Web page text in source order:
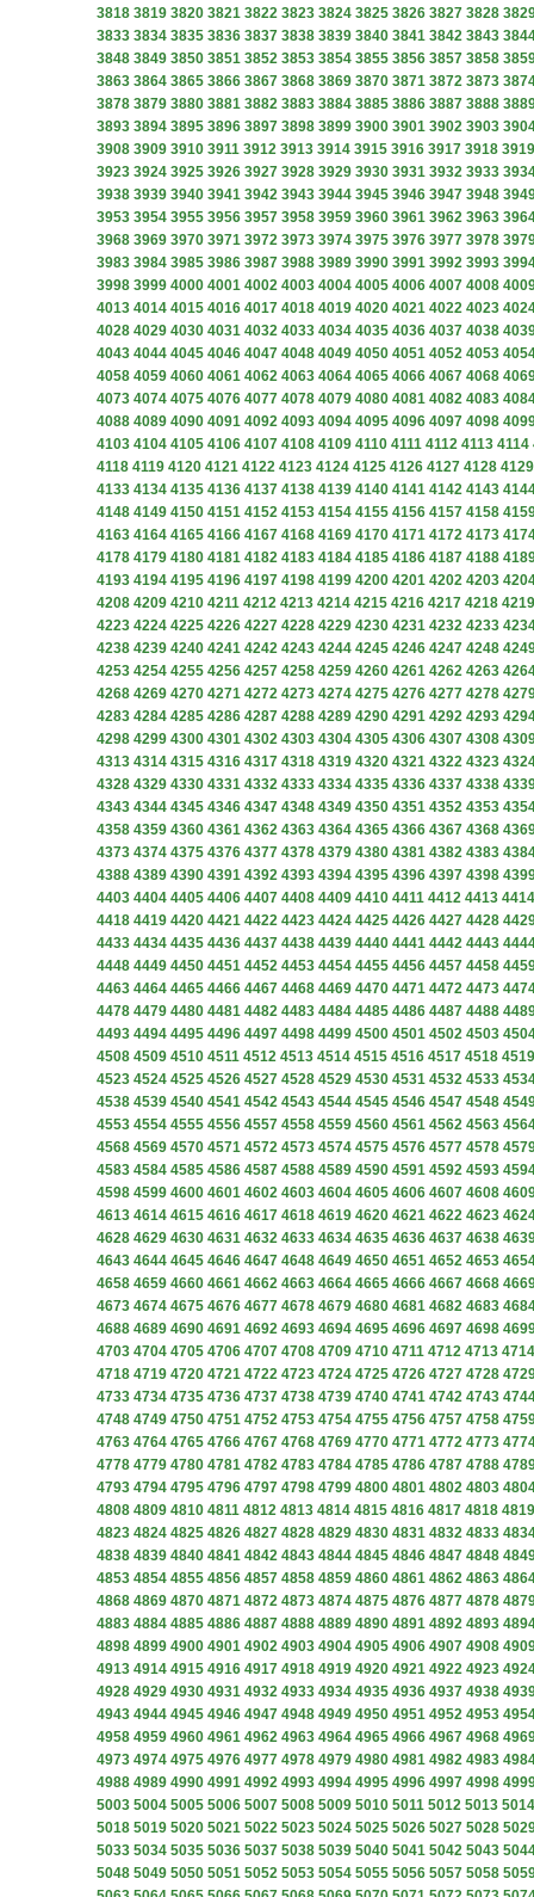
3818 3819 3820 3821 3822 3823 3824 3825 3826 3827 3828
3833 3834 3835 3836 3837 3838 3839 3840 3841 3842 3843
3848 3849 3850 3851 3852 3853 3854 3855 3856 3857 3858
3863 3864 3865 3866 3867 3868 3869 3870 3871 3872 3873
3878 3879 3880 3881 3882 3883 3884 3885 3886 3887 3888
3893 3894 3895 3896 3897 3898 3899 3900 3901 3902 3903
3908 3909 3910 3911 3912 3913 3914 3915 3916 3917 3918 3919
3923 3924 3925 3926 3927 3928 3929 3930 3931 3932 3933
3938 3939 3940 3941 3942 3943 3944 3945 3946 3947 3948
3953 3954 3955 3956 3957 3958 3959 3960 3961 3962 3963
3968 3969 3970 3971 3972 3973 3974 3975 3976 3977 3978
3983 3984 3985 3986 3987 3988 3989 3990 3991 3992 3993
3998 3999 4000 4001 4002 4003 4004 4005 4006 4007 4008
4013 4014 4015 4016 4017 4018 4019 4020 4021 4022 4023
4028 4029 4030 4031 4032 4033 4034 4035 4036 4037 4038
4043 4044 4045 4046 4047 4048 4049 4050 4051 4052 4053
4058 4059 4060 4061 4062 4063 4064 4065 4066 4067 4068
4073 4074 4075 4076 4077 4078 4079 4080 4081 4082 4083
4088 4089 4090 4091 4092 4093 4094 4095 4096 4097 4098
4103 4104 4105 4106 4107 4108 4109 4110 4111 4112 4113 4114
4118 4119 4120 4121 4122 4123 4124 4125 4126 4127 4128 4129
4133 4134 4135 4136 4137 4138 4139 4140 4141 4142 4143
4148 4149 4150 4151 4152 4153 4154 4155 4156 4157 4158
4163 4164 4165 4166 4167 4168 4169 4170 4171 4172 4173
4178 4179 4180 4181 4182 4183 4184 4185 4186 4187 4188
4193 4194 4195 4196 4197 4198 4199 4200 4201 4202 4203
4208 4209 4210 4211 4212 4213 4214 4215 4216 4217 4218 4219
4223 4224 4225 4226 4227 4228 4229 4230 4231 4232 4233
4238 4239 4240 4241 4242 4243 4244 4245 4246 4247 4248
4253 4254 4255 4256 4257 4258 4259 4260 4261 4262 4263
4268 4269 4270 4271 4272 4273 4274 4275 4276 4277 4278
4283 4284 4285 4286 4287 4288 4289 4290 4291 4292 4293
4298 4299 4300 4301 4302 4303 4304 4305 4306 4307 4308
4313 4314 4315 4316 4317 4318 4319 4320 4321 4322 4323
4328 4329 4330 4331 4332 4333 4334 4335 4336 4337 4338
4343 4344 4345 4346 4347 4348 4349 4350 4351 4352 4353
4358 4359 4360 4361 4362 4363 4364 4365 4366 4367 4368
4373 4374 4375 4376 4377 4378 4379 4380 4381 4382 4383
4388 4389 4390 4391 4392 4393 4394 4395 4396 4397 4398
4403 4404 4405 4406 4407 4408 4409 4410 4411 4412 4413 4414
4418 4419 4420 4421 4422 4423 4424 4425 4426 4427 4428
4433 4434 4435 4436 4437 4438 4439 4440 4441 4442 4443
4448 4449 4450 4451 4452 4453 4454 4455 4456 4457 4458
4463 4464 4465 4466 4467 4468 4469 4470 4471 4472 4473
4478 4479 4480 4481 4482 4483 4484 4485 4486 4487 4488
4493 4494 4495 4496 4497 4498 4499 4500 4501 4502 4503
4508 4509 4510 4511 4512 4513 4514 4515 4516 4517 4518 4519
4523 4524 4525 4526 4527 4528 4529 4530 4531 4532 4533
4538 4539 4540 4541 4542 4543 4544 4545 4546 4547 4548
4553 4554 4555 4556 4557 4558 4559 4560 4561 4562 4563
4568 4569 4570 4571 4572 4573 4574 4575 4576 4577 4578
4583 4584 4585 4586 4587 4588 4589 4590 4591 4592 4593
4598 4599 4600 4601 4602 4603 4604 4605 4606 4607 4608
4613 4614 4615 4616 4617 4618 4619 4620 4621 4622 4623
4628 4629 4630 4631 4632 4633 4634 4635 4636 4637 4638
4643 4644 4645 4646 4647 4648 4649 4650 4651 4652 4653
4658 4659 4660 4661 4662 4663 4664 4665 4666 4667 4668
4673 4674 4675 4676 4677 4678 4679 4680 4681 4682 4683
4688 4689 4690 4691 4692 4693 4694 4695 4696 4697 4698
4703 4704 4705 4706 4707 4708 4709 4710 4711 4712 4713 4714
4718 4719 4720 4721 4722 4723 4724 4725 4726 4727 4728
4733 4734 4735 4736 4737 4738 4739 4740 4741 4742 4743
4748 4749 4750 4751 4752 4753 4754 4755 4756 4757 4758
4763 4764 4765 4766 4767 4768 4769 4770 4771 4772 4773
4778 4779 4780 4781 4782 4783 4784 4785 4786 4787 4788
4793 4794 4795 4796 4797 4798 4799 4800 4801 4802 4803
4808 4809 4810 4811 4812 4813 4814 4815 4816 4817 4818 4819
4823 4824 4825 4826 4827 4828 4829 4830 4831 4832 4833
4838 4839 4840 4841 4842 4843 4844 4845 4846 4847 4848
4853 4854 4855 4856 4857 4858 4859 4860 4861 4862 4863
4868 4869 4870 4871 4872 4873 4874 4875 4876 4877 4878
4883 4884 4885 4886 4887 4888 4889 4890 4891 4892 4893
4898 4899 4900 4901 4902 4903 4904 4905 4906 4907 4908
4913 4914 4915 4916 4917 4918 4919 4920 4921 4922 4923
4928 4929 4930 4931 4932 4933 4934 4935 4936 4937 4938
4943 4944 4945 4946 4947 4948 4949 4950 4951 4952 4953
4958 4959 4960 4961 4962 4963 4964 4965 4966 4967 4968
4973 4974 4975 4976 4977 4978 4979 4980 4981 4982 4983
4988 4989 4990 4991 4992 4993 4994 4995 4996 4997 4998
5003 5004 5005 5006 5007 5008 5009 5010 5011 5012 5013 5014
5018 5019 5020 5021 5022 5023 5024 5025 5026 5027 5028
5033 5034 5035 5036 5037 5038 5039 5040 5041 5042 5043
5048 5049 5050 5051 5052 5053 5054 5055 5056 5057 5058